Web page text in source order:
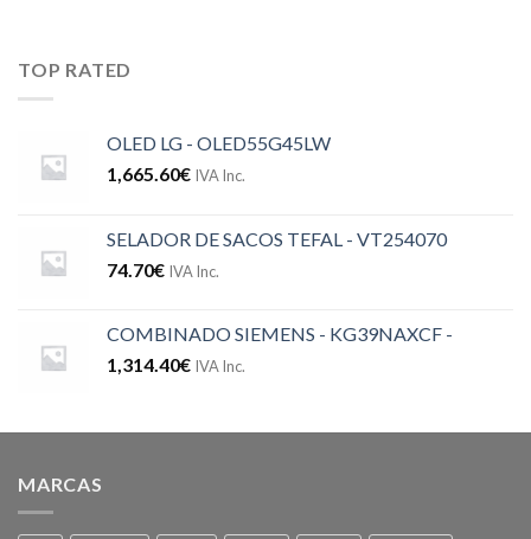
TOP RATED
OLED LG - OLED55G45LW
1,665.60€ IVA Inc.
SELADOR DE SACOS TEFAL - VT254070
74.70€ IVA Inc.
COMBINADO SIEMENS - KG39NAXCF -
1,314.40€ IVA Inc.
MARCAS